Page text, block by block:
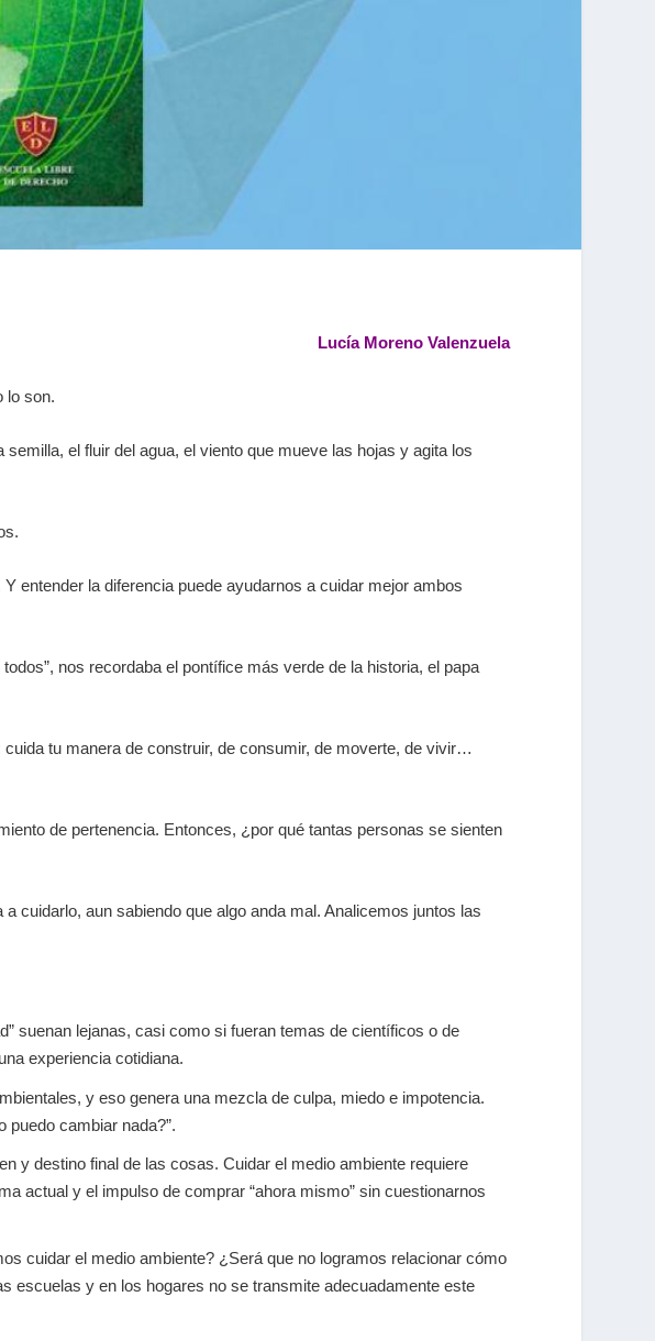
Lucía Moreno Valenzuela
lo son.
el fluir del agua, el viento que mueve las hojas y agita los
entender la diferencia puede ayudarnos a cuidar mejor ambos
nos recordaba el pontífice más verde de la historia, el papa
tu manera de construir, de consumir, de moverte, de vivir…
de pertenencia. Entonces, ¿por qué tantas personas se sienten
cuidarlo, aun sabiendo que algo anda mal. Analicemos juntos las
suenan lejanas, casi como si fueran temas de científicos o de
experiencia cotidiana.
y eso genera una mezcla de culpa, miedo e impotencia.
cambiar nada?”.
y destino final de las cosas. Cuidar el medio ambiente requiere
actual y el impulso de comprar “ahora mismo” sin cuestionarnos
cuidar el medio ambiente? ¿Será que no logramos relacionar cómo
escuelas y en los hogares no se transmite adecuadamente este